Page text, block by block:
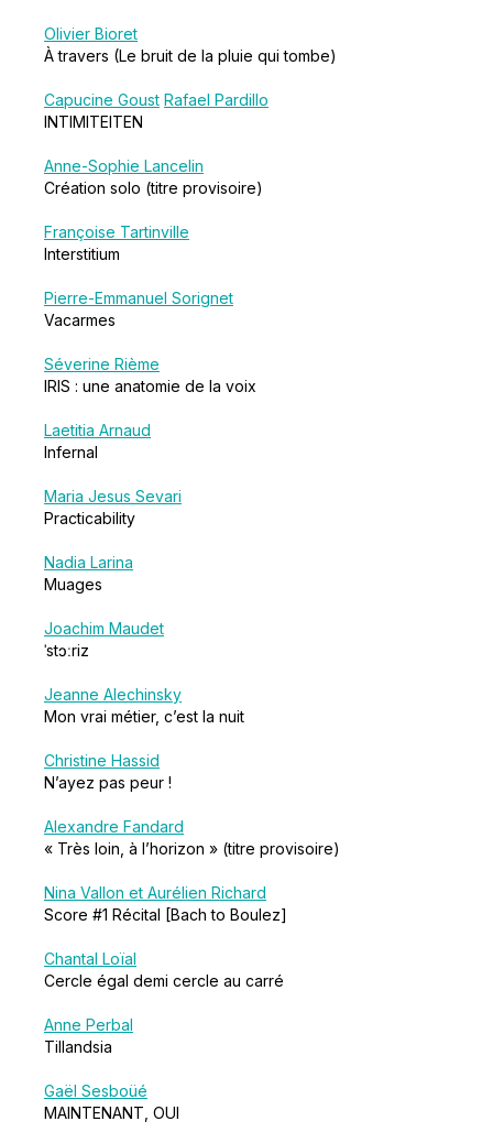
Olivier Bioret
À travers (Le bruit de la pluie qui tombe)
Capucine Goust Rafael Pardillo
INTIMITEITEN
Anne-Sophie Lancelin
Création solo (titre provisoire)
Françoise Tartinville
Interstitium
Pierre-Emmanuel Sorignet
Vacarmes
Séverine Rième
IRIS : une anatomie de la voix
Laetitia Arnaud
Infernal
Maria Jesus Sevari
Practicability
Nadia Larina
Muages
Joachim Maudet
ˈstɔːriz
Jeanne Alechinsky
Mon vrai métier, c’est la nuit
Christine Hassid
N’ayez pas peur !
Alexandre Fandard
« Très loin, à l’horizon » (titre provisoire)
Nina Vallon et Aurélien Richard
Score #1 Récital [Bach to Boulez]
Chantal Loïal
Cercle égal demi cercle au carré
Anne Perbal
Tillandsia
Gaël Sesboüé
MAINTENANT, OUI